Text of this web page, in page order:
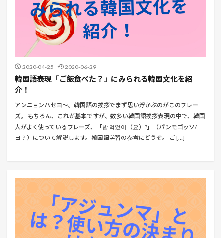
2020-04-25 2020-06-29
韓国語表現「ご飯食べた？」にみられる韓国文化を紹
介！
アンニョンハセヨ～。韓国語の挨拶でまず思い浮かぶのがこのフレー
ズ。 もちろん、これが基本ですが、数多い韓国語挨拶表現の中で、韓国
人がよく使っているフレーズ、「밥 먹었어（요）?」（パンモゴッソ/
ヨ？）について解説します。韓国語学習の参考にどうぞ。 ご […]